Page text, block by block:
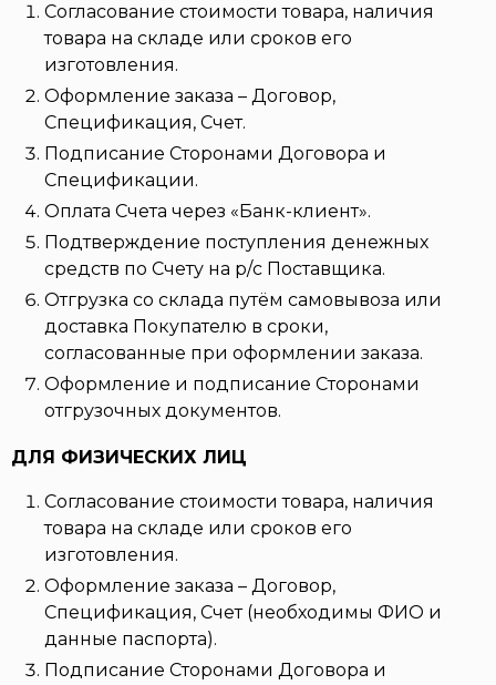
Согласование стоимости товара, наличия
товара на складе или сроков его
изготовления.
Оформление заказа – Договор,
Спецификация, Счет.
Подписание Сторонами Договора и
Спецификации.
Оплата Счета через «Банк-клиент».
Подтверждение поступления денежных
средств по Счету на р/с Поставщика.
Отгрузка со склада путём самовывоза или
доставка Покупателю в сроки,
согласованные при оформлении заказа.
Оформление и подписание Сторонами
отгрузочных документов.
ДЛЯ ФИЗИЧЕСКИХ ЛИЦ
Согласование стоимости товара, наличия
товара на складе или сроков его
изготовления.
Оформление заказа – Договор,
Спецификация, Счет (необходимы ФИО и
данные паспорта).
Подписание Сторонами Договора и